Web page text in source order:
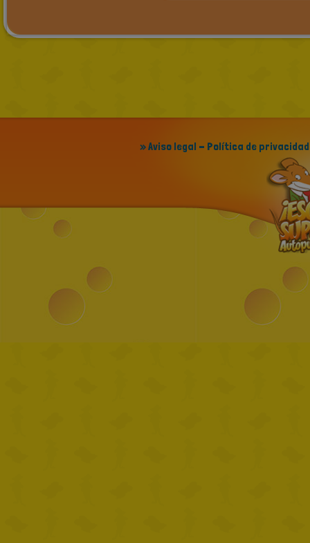
» Aviso legal - Política de privacidad